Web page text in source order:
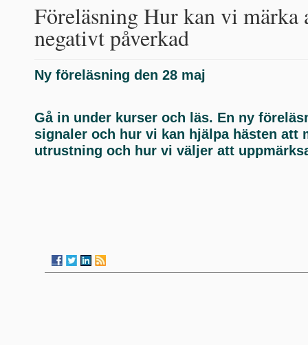
Föreläsning Hur kan vi märka
negativt påverkad
Ny föreläsning den 28 maj
Gå in under kurser och läs. En ny
signaler och hur vi kan hjälpa hästen att
utrustning och hur vi väljer att